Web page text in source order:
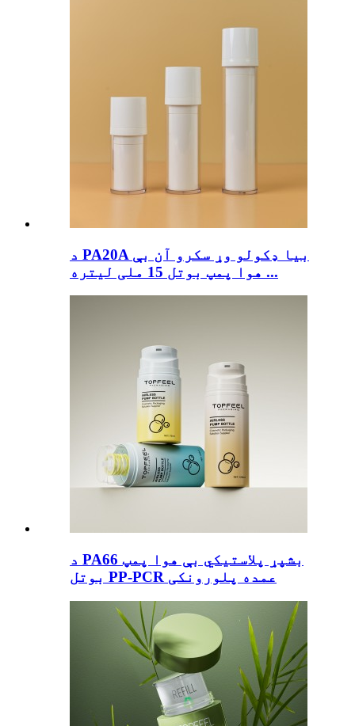
د PA20A بیا ډکولو وړ سکرو آن بې
هوا پمپ بوتل 15 ملی لیتره ...
د PA66 بشپړ پلاستيکي بې هوا پمپ
بوتل PP-PCR عمده پلورونکی